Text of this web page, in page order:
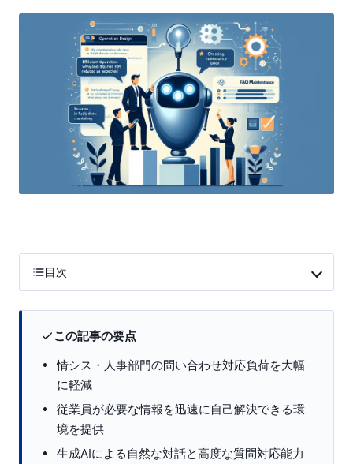
目次
この記事の要点
情シス・人事部門の問い合わせ対応負荷を大幅
に軽減
従業員が必要な情報を迅速に自己解決できる環
境を提供
生成AIによる自然な対話と高度な質問対応能力